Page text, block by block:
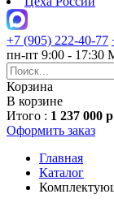
+7 (905) 222-40-77
пн-пт 9:00 -
Корзина
В корзине
Итого : 1 237 000 р
Оформить заказ
Главная
Каталог